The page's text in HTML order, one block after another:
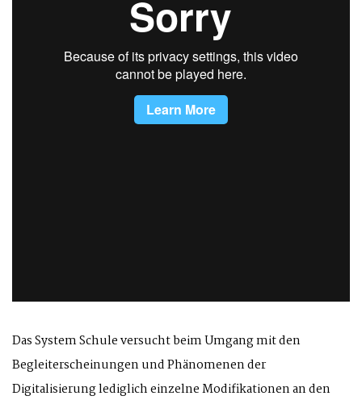
Das System Schule versucht beim Umgang mit den
Begleiterscheinungen und Phänomenen der
Digitalisierung lediglich einzelne Modifikationen an den